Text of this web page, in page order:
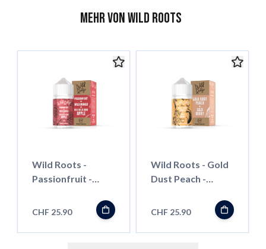
Mehr von Wild Roots
Wild Roots -
Passionfruit -
CHF 25.90
Wild Roots - Gold
Dust Peach -
CHF 25.90